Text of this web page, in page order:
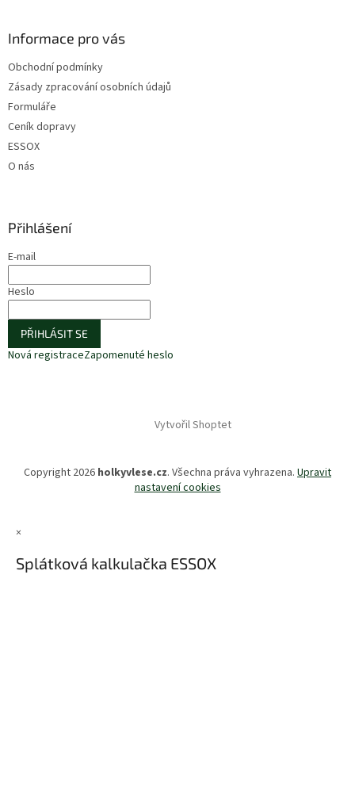
Informace pro vás
Obchodní podmínky
Zásady zpracování osobních údajů
Formuláře
Ceník dopravy
ESSOX
O nás
Přihlášení
E-mail
Heslo
PŘIHLÁSIT SE
Nová registraceZapomenuté heslo
Vytvořil Shoptet
Copyright 2026 holkyvlese.cz. Všechna práva vyhrazena. Upravit
nastavení cookies
×
Splátková kalkulačka ESSOX